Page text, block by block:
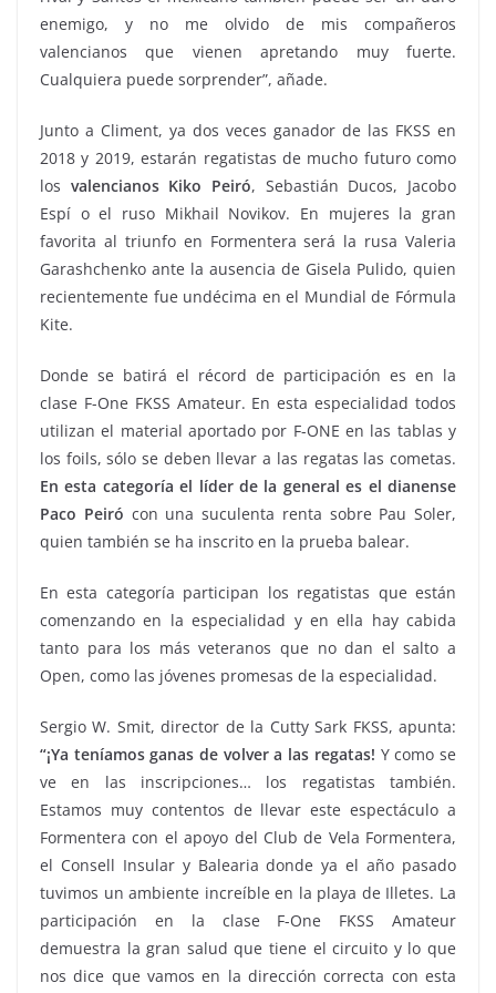
enemigo, y no me olvido de mis compañeros
valencianos que vienen apretando muy fuerte.
Cualquiera puede sorprender”, añade.
Junto a Climent, ya dos veces ganador de las FKSS en
2018 y 2019, estarán regatistas de mucho futuro como
los valencianos Kiko Peiró, Sebastián Ducos, Jacobo
Espí o el ruso Mikhail Novikov. En mujeres la gran
favorita al triunfo en Formentera será la rusa Valeria
Garashchenko ante la ausencia de Gisela Pulido, quien
recientemente fue undécima en el Mundial de Fórmula
Kite.
Donde se batirá el récord de participación es en la
clase F-One FKSS Amateur. En esta especialidad todos
utilizan el material aportado por F-ONE en las tablas y
los foils, sólo se deben llevar a las regatas las cometas.
En esta categoría el líder de la general es el dianense
Paco Peiró con una suculenta renta sobre Pau Soler,
quien también se ha inscrito en la prueba balear.
En esta categoría participan los regatistas que están
comenzando en la especialidad y en ella hay cabida
tanto para los más veteranos que no dan el salto a
Open, como las jóvenes promesas de la especialidad.
Sergio W. Smit, director de la Cutty Sark FKSS, apunta:
“¡Ya teníamos ganas de volver a las regatas! Y como se
ve en las inscripciones… los regatistas también.
Estamos muy contentos de llevar este espectáculo a
Formentera con el apoyo del Club de Vela Formentera,
el Consell Insular y Balearia donde ya el año pasado
tuvimos un ambiente increíble en la playa de Illetes. La
participación en la clase F-One FKSS Amateur
demuestra la gran salud que tiene el circuito y lo que
nos dice que vamos en la dirección correcta con esta